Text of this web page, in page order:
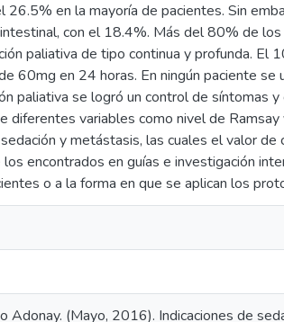
en la mayoría de pacientes. Sin
con el 18.4%. Más del 80% de
paliativa de tipo continua y profunda. El
60mg en 24 horas. En ningún paciente
paliativa se logró un control de síntomas
diferentes variables como nivel de
y metástasis, las cuales el valor de
encontrados en guías e investigación
o a la forma en que se aplican los
Adonay. (Mayo, 2016). Indicaciones de